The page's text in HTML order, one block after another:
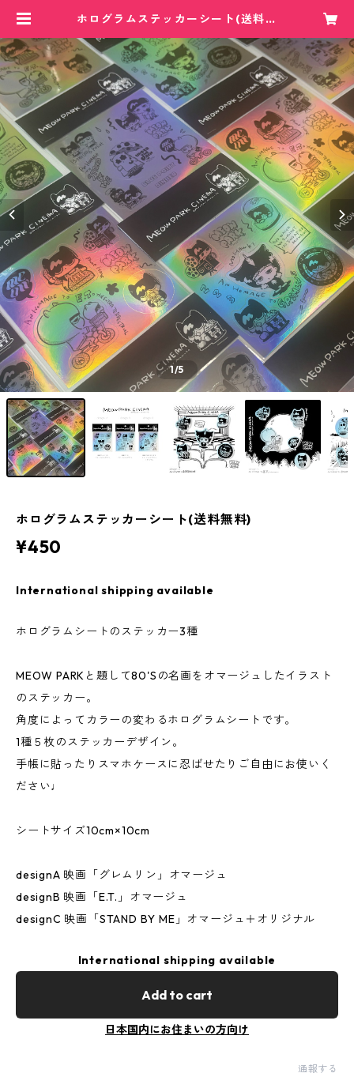
ホログラムステッカーシート(送料無
サイト
1/5
ホログラムステッカーシート(送料無料)
¥450
International shipping available
ホログラムシートのステッカー3種
MEOW PARKと題して80'Sの名画をオマージュしたイラスト
のステッカー。
角度によってカラーの変わるホログラムシートです。
1種５枚のステッカーデザイン。
手帳に貼ったりスマホケースに忍ばせたりご自由にお使いく
ださい♩
シートサイズ10cm×10cm
designA 映画「グレムリン」オマージュ
designB 映画「E.T.」オマージュ
designC 映画「STAND BY ME」オマージュ＋オリジナル
International shipping available
Add to cart
日本国内にお住まいの方向け
通報する